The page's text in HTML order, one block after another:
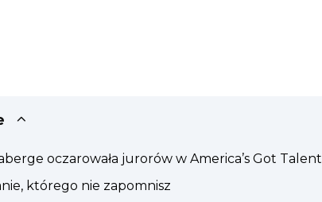
oczarowała jurorów w America’s Got Talent
którego nie zapomnisz